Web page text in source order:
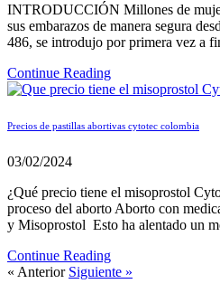
INTRODUCCIÓN Millones de
sus embarazos de manera segura
486, se introdujo por primera vez a
Continue Reading
Precios de pastillas abortivas cytotec colombia
03/02/2024
¿Qué precio tiene el misoprostol
proceso del aborto Aborto con
y Misoprostol Esto ha alentado un
Continue Reading
« Anterior Siguiente »